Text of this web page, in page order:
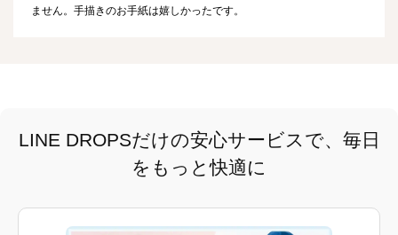
ません。手描きのお手紙は嬉しかったです。
LINE DROPSだけの安心サービスで、毎日
をもっと快適に